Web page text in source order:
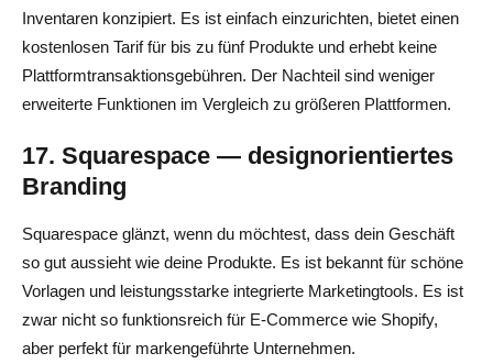
Inventaren konzipiert. Es ist einfach einzurichten, bietet einen
kostenlosen Tarif für bis zu fünf Produkte und erhebt keine
Plattformtransaktionsgebühren. Der Nachteil sind weniger
erweiterte Funktionen im Vergleich zu größeren Plattformen.
17. Squarespace — designorientiertes
Branding
Squarespace glänzt, wenn du möchtest, dass dein Geschäft
so gut aussieht wie deine Produkte. Es ist bekannt für schöne
Vorlagen und leistungsstarke integrierte Marketingtools. Es ist
zwar nicht so funktionsreich für E-Commerce wie Shopify,
aber perfekt für markengeführte Unternehmen.